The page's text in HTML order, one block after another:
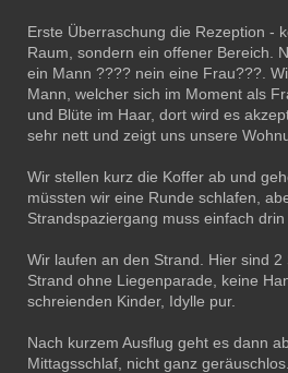
Erste Überraschung die Rezeption -
Raum, sondern ein offener Bereich.
ein Mann ???? nein eine Frau???.
Mann, welcher sich im Moment als
und Blüte im Haar, dort wird es
sehr nett und zeigt uns unsere
Wir stellen kurz die Koffer ab und
müssten wir eine Runde schlafen,
Strandspaziergang muss einfach drin
Wir laufen an den Strand. Hier sind 2
Strand ohne Liegenparade, keine
schreienden Kinder, Idylle pur.
Nach kurzem Ausflug geht es dann
Mittagsschlaf, nicht ganz